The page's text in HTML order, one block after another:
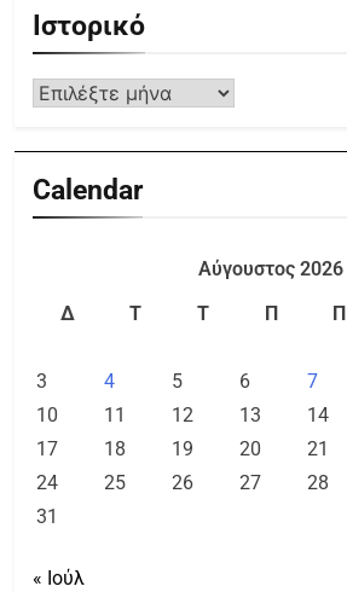
Ιστορικό
Calendar
Αύγουστος 2026
Δ
Τ Τ Π Π
3
4 5 6 7
10
11 12 13 14
17
18 19 20 21
24
25 26 27 28
31
« Ιούλ